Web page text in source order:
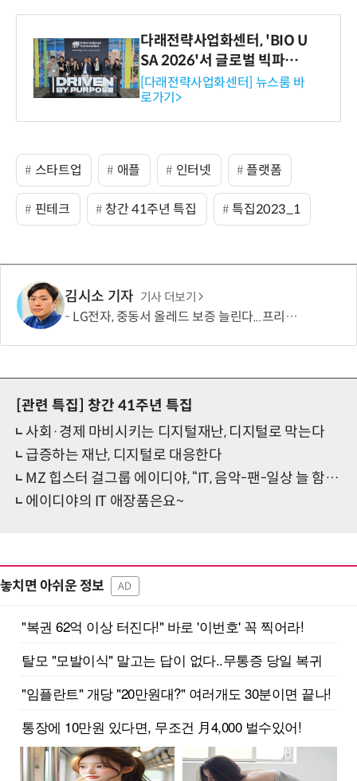
다래전략사업화센터, 'BIO U
SA 2026'서 글로벌 빅파마
와의 비즈니스 미팅 지원…K
-바이오 해외 진출 교두보 확
보
[다래전략사업화센터] 뉴스룸 바
로가기>
스타트업 애플 인터넷 플랫폼
핀테크 창간 41주년 특집 특집2023_1
김시소 기자 기사 더보기
LG전자, 중동서 올레드 보증 늘린다...프리미엄 '자신감'
[관련 특집] 창간 41주년 특집
사회·경제 마비시키는 디지털재난, 디지털로 막는다
급증하는 재난, 디지털로 대응한다
MZ 힙스터 걸그룹 에이디야, “IT, 음악-팬-일상 늘 함께하는 것”
에이디야의 IT 애장품은요~
놓치면 아쉬운 정보 AD